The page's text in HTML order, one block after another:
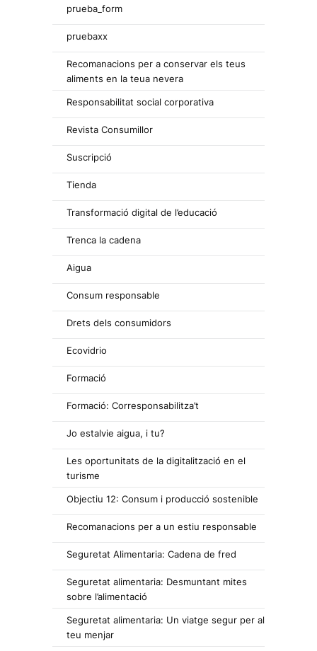
prueba_form
pruebaxx
Recomanacions per a conservar els teus
aliments en la teua nevera
Responsabilitat social corporativa
Revista Consumillor
Suscripció
Tienda
Transformació digital de l’educació
Trenca la cadena
Aigua
Consum responsable
Drets dels consumidors
Ecovidrio
Formació
Formació: Corresponsabilitza’t
Jo estalvie aigua, i tu?
Les oportunitats de la digitalització en el
turisme
Objectiu 12: Consum i producció sostenible
Recomanacions per a un estiu responsable
Seguretat Alimentaria: Cadena de fred
Seguretat alimentaria: Desmuntant mites
sobre l’alimentació
Seguretat alimentaria: Un viatge segur per al
teu menjar